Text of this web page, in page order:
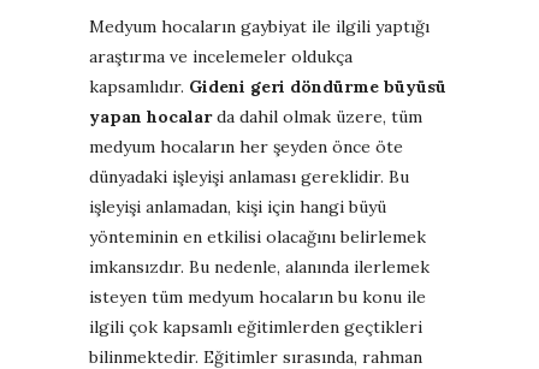
Medyum hocaların gaybiyat ile ilgili yaptığı
araştırma ve incelemeler oldukça
kapsamlıdır. Gideni geri döndürme büyüsü
yapan hocalarda dahil olmak üzere, tüm
medyum hocaların her şeyden önce öte
dünyadaki işleyişi anlaması gereklidir. Bu
işleyişi anlamadan, kişi için hangi büyü
yönteminin en etkilisi olacağını belirlemek
imkansızdır. Bu nedenle, alanında ilerlemek
isteyen tüm medyum hocaların bu konu ile
ilgili çok kapsamlı eğitimlerden geçtikleri
bilinmektedir. Eğitimler sırasında, rahman